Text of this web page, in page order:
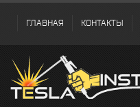
ГЛАВНАЯ КОНТАКТЫ